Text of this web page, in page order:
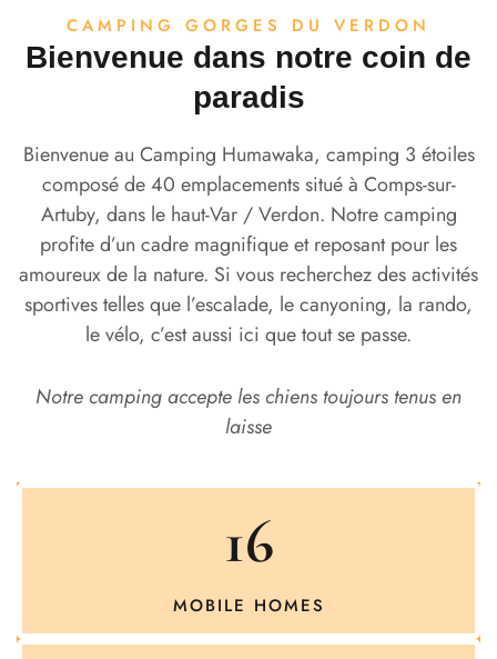
CAMPING GORGES DU VERDON
Bienvenue dans notre coin de
paradis
Bienvenue au Camping Humawaka, camping 3 étoiles
composé de 40 emplacements situé à Comps-sur-
Artuby, dans le haut-Var / Verdon. Notre camping
profite d’un cadre magnifique et reposant pour les
amoureux de la nature. Si vous recherchez des activités
sportives telles que l’escalade, le canyoning, la rando,
le vélo, c’est aussi ici que tout se passe.
Notre camping accepte les chiens toujours tenus en
laisse
MOBILE HOMES
16